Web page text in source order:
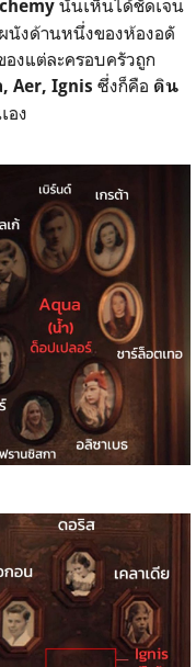
นั้นเห็นได้ชัดเจน
นังด้านหนึ่งของห้องอดั
องแต่ละครอบครัวถูก
Aer, Ignis ซึ่งก็คือ ดิน
อง